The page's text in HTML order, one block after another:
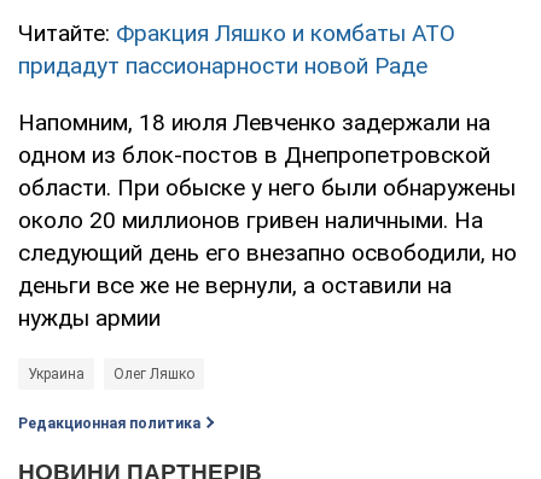
Читайте: Фракция Ляшко и комбаты АТО
придадут пассионарности новой Раде
Напомним, 18 июля Левченко задержали на
одном из блок-постов в Днепропетровской
области. При обыске у него были обнаружены
около 20 миллионов гривен наличными. На
следующий день его внезапно освободили, но
деньги все же не вернули, а оставили на
нужды армии
Украина Олег Ляшко
Редакционная политика